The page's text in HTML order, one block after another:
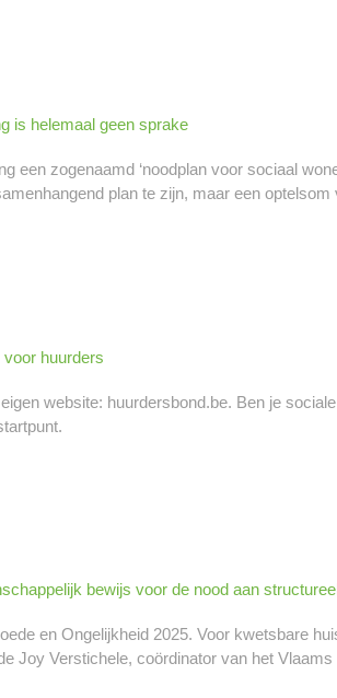
is helemaal geen sprake
een zogenaamd ‘noodplan voor sociaal
plan te zijn, maar een
huurders
website: huurdersbond.be. Ben je
bewijs voor de nood aan
en Ongelijkheid 2025. Voor kwetsbare
Joy Verstichele, coördinator van het